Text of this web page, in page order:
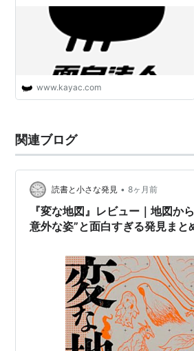
www.kayac.com
関連ブログ
読書と小さな発見 • 8ヶ月前
『変な地図』レビュー｜地図か
意外な姿”と面白すぎる発見まと